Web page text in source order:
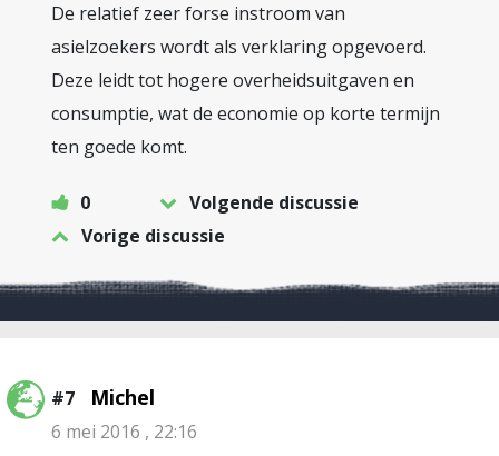
De relatief zeer forse instroom van
asielzoekers wordt als verklaring opgevoerd.
Deze leidt tot hogere overheidsuitgaven en
consumptie, wat de economie op korte termijn
ten goede komt.
0
Volgende discussie
Vorige discussie
#7 Michel
6 mei 2016 , 22:16